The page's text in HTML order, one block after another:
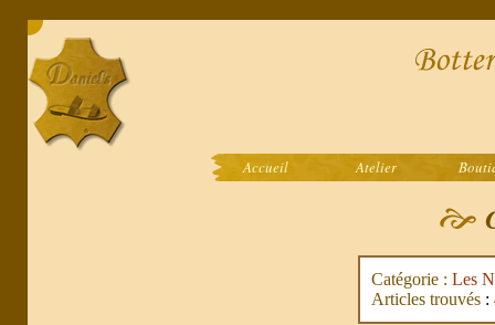
Accueil Atelier
Catégorie : Les
Articles trouvés :